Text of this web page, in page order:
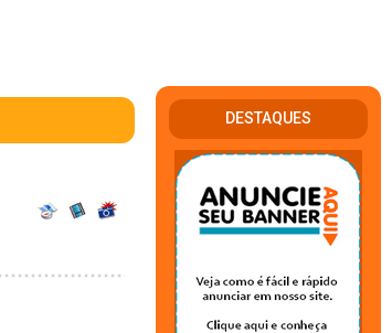
DESTAQUES